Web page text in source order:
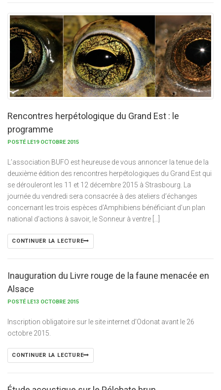
Rencontres herpétologique du Grand Est : le
programme
POSTÉ LE19 OCTOBRE 2015
L’association BUFO est heureuse de vous annoncer la tenue de la
deuxième édition des rencontres herpétologiques du Grand Est qui
se dérouleront les 11 et 12 décembre 2015 à Strasbourg. La
journée du vendredi sera consacrée à des ateliers d’échanges
concernant les trois espèces d’Amphibiens bénéficiant d’un plan
national d’actions à savoir, le Sonneur à ventre […]
CONTINUER LA LECTURE
Inauguration du Livre rouge de la faune menacée en
Alsace
POSTÉ LE13 OCTOBRE 2015
Inscription obligatoire sur le site internet d’Odonat avant le 26
octobre 2015.
CONTINUER LA LECTURE